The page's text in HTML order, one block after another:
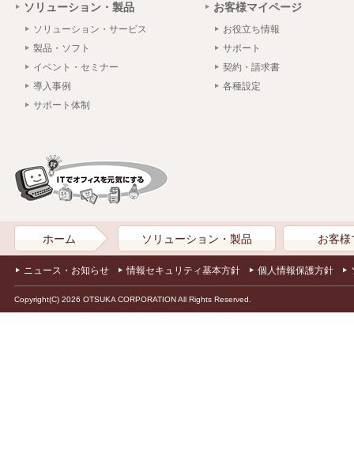
ソリューション・製品
ソリューション・サービス
製品・ソフト
イベント・セミナー
導入事例
サポート体制
お客様マイページ
お役立ち情報
サポート
契約・請求書
各種設定
ホーム ソリューション・製品 お客様
ニュース・お知らせ 情報セキュリティ基本方針 個人情報保護方針
Copyright(C) 2026 OTSUKA CORPORATION All Rights Reserved.